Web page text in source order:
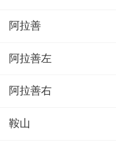
阿拉善
阿拉善左
阿拉善右
鞍山